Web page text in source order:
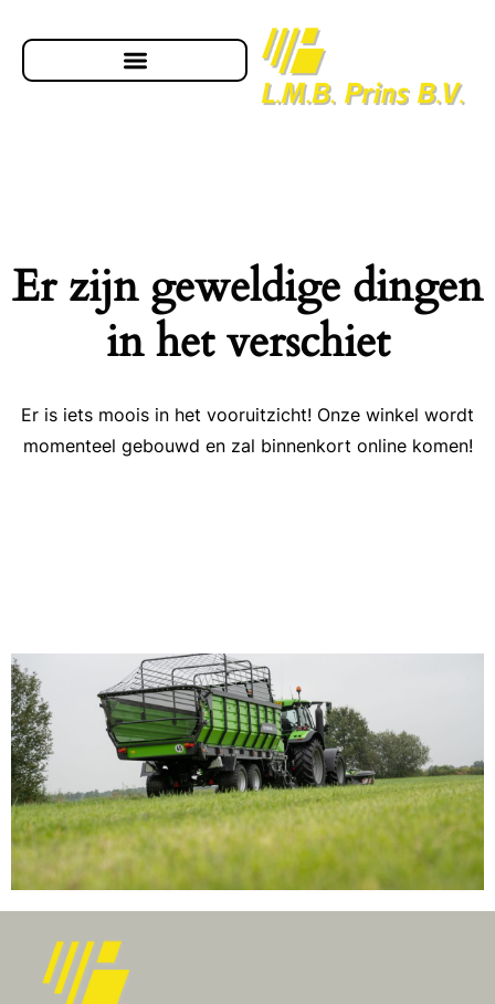
Er zijn geweldige dingen
in het verschiet
Er is iets moois in het vooruitzicht! Onze winkel wordt
momenteel gebouwd en zal binnenkort online komen!